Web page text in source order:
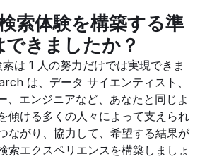
索体験を構築する準
できましたか？
は 1 人の努力だけでは実現できま
は、データ サイエンティスト、
、エンジニアなど、あなたと同じよ
傾ける多くの人々によって支えられ
ながり、協力して、希望する結果が
索エクスペリエンスを構築しましょ